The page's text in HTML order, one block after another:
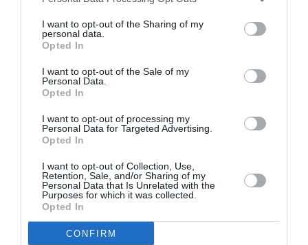
I want to opt-out of the Sharing of my
personal data.
Opted In
I want to opt-out of the Sale of my
Personal Data.
Opted In
I want to opt-out of processing my
Personal Data for Targeted Advertising.
Opted In
I want to opt-out of Collection, Use,
Retention, Sale, and/or Sharing of my
Personal Data that Is Unrelated with the
Purposes for which it was collected.
Opted In
CONFIRM
Mathématiquesa commenté l'article :
19 h 23 sans escale : le Boeing 777F de National
Airlines relie l’Écosse à l’Australie
Badissi novembria commenté l'article :
Nice–Corse : ces vols électriques qui se profilent à
air transat fait divers